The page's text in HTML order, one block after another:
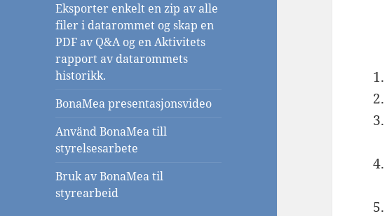
Eksporter enkelt en zip av alle
filer i datarommet og skap en
PDF av Q&A og en Aktivitets
rapport av datarommets
historikk.
BonaMea presentasjonsvideo
Använd BonaMea till
styrelsesarbete
Bruk av BonaMea til
styrearbeid